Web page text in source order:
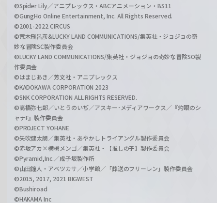
©Spider Lily／アニプレックス・ABCアニメーション・BS11
©GungHo Online Entertainment, Inc. All Rights Reserved.
©2001-2022 CIRCUS
©荒木飛呂彦&LUCKY LAND COMMUNICATIONS/集英社・ジョジョの奇
妙な冒険SC製作委員会
©LUCKY LAND COMMUNICATIONS/集英社・ジョジョの奇妙な冒険SO製
作委員会
©はまじあき／芳文社・アニプレックス
©KADOKAWA CORPORATION 2023
©SNK CORPORATION ALL RIGHTS RESERVED.
©高橋弥七郎／いとうのいぢ／アスキー･メディアワークス／『灼眼のシ
ャナF』製作委員会
©PROJECT YOHANE
©矢吹健太朗／集英社・あやかしトライアングル製作委員会
©赤坂アカ×横槍メンゴ／集英社・【推しの子】製作委員会
©Pyramid,Inc.／成子坂製作所
©山田鐘人・アベツカサ／小学館／「葬送のフリーレン」製作委員会
©2015, 2017, 2021 BIGWEST
©Bushiroad
©HAKAMA Inc